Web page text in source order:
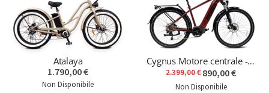
Atalaya
1.790,00 €
Non Disponibile
Cygnus Motore centrale - Ultima unità
2.399,00 €890,00 €
Non Disponibile